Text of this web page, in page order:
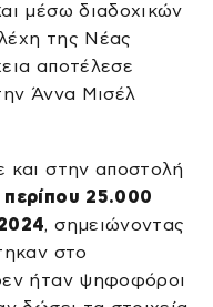
αι μέσω διαδοχικών
της Νέας
αποτέλεσε
Άννα Μισέλ
και στην αποστολή
περίπου 25.000
, σημειώνοντας
στο
ήταν ψηφοφόροι